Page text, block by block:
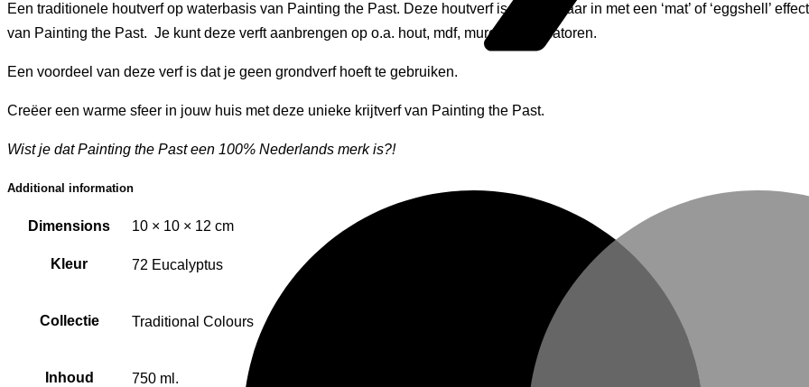
Een traditionele houtverf op waterbasis van Painting the Past. Deze houtverf is verkrijgbaar in met een ‘mat’ of ‘eggshell’
van Painting the Past. Je kunt deze verft aanbrengen op o.a. hout, mdf, muren en radiatoren.
Een voordeel van deze verf is dat je geen grondverf hoeft te gebruiken.
Creëer een warme sfeer in jouw huis met deze unieke krijtverf van Painting the Past.
Wist je dat Painting the Past een 100% Nederlands merk is?!
Additional information
Dimensions 10 × 10 × 12 cm
Kleur 72 Eucalyptus
Collectie Traditional Colours
Inhoud 750 ml.